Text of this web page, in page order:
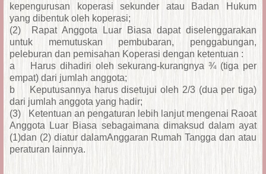
kepengurusan koperasi sekunder atau Badan Hukum
yang dibentuk oleh koperasi;
(2)
Rapat Anggota Luar Biasa dapat diselenggarakan
untuk memutuskan pembubaran, penggabungan,
peleburan dan pemisahan Koperasi dengan ketentuan :
a
Harus dihadiri oleh sekurang-kurangnya ¾ (tiga per
empat) dari jumlah anggota;
b
Keputusannya harus disetujui oleh 2/3 (dua per tiga)
dari jumlah anggota yang hadir;
(3)
Ketentuan an pengaturan lebih lanjut mengenai Raoat
Anggota Luar Biasa sebagaimana dimaksud dalam ayat
(1)dan (2) diatur dalamAnggaran Rumah Tangga dan atau
peraturan lainnya.